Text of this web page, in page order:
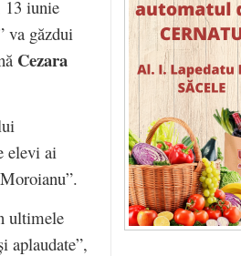
13 iunie
va găzdui
Cezara
elevi ai
ultimele
aplaudate”,